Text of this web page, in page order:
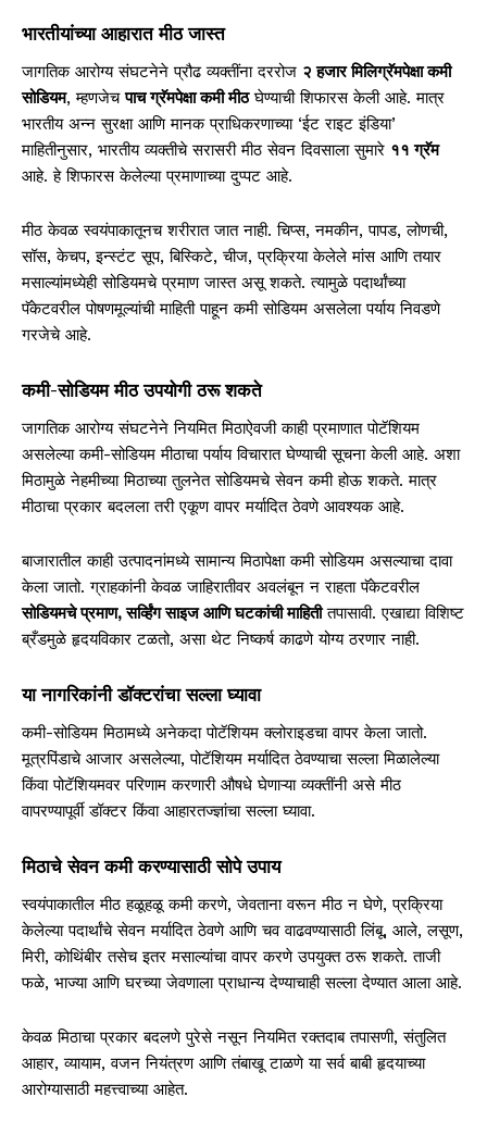
भारतीयांच्या आहारात मीठ जास्त
जागतिक आरोग्य संघटनेने प्रौढ व्यक्तींना दररोज २ हजार मिलिग्रॅमपेक्षा कमी
सोडियम, म्हणजेचपाच ग्रॅमपेक्षा कमी मीठघेण्याची शिफारस केली आहे. मात्र
भारतीय अन्न सुरक्षा आणि मानक प्राधिकरणाच्या ‘ईट राइट इंडिया’
माहितीनुसार, भारतीय व्यक्तीचे सरासरी मीठ सेवन दिवसाला सुमारे ११ ग्रॅम
आहे. हे शिफारस केलेल्या प्रमाणाच्या दुप्पट आहे.
मीठ केवळ स्वयंपाकातूनच शरीरात जात नाही. चिप्स, नमकीन, पापड, लोणची,
सॉस, केचप, इन्स्टंट सूप, बिस्किटे, चीज, प्रक्रिया केलेले मांस आणि तयार
मसाल्यांमध्येही सोडियमचे प्रमाण जास्त असू शकते. त्यामुळे पदार्थांच्या
पॅकेटवरील पोषणमूल्यांची माहिती पाहून कमी सोडियम असलेला पर्याय निवडणे
गरजेचे आहे.
कमी-सोडियम मीठ उपयोगी ठरू शकते
जागतिक आरोग्य संघटनेने नियमित मिठाऐवजी काही प्रमाणात पोटॅशियम
असलेल्या कमी-सोडियम मीठाचा पर्याय विचारात घेण्याची सूचना केली आहे. अशा
मिठामुळे नेहमीच्या मिठाच्या तुलनेत सोडियमचे सेवन कमी होऊ शकते. मात्र
मीठाचा प्रकार बदलला तरी एकूण वापर मर्यादित ठेवणे आवश्यक आहे.
बाजारातील काही उत्पादनांमध्ये सामान्य मिठापेक्षा कमी सोडियम असल्याचा दावा
केला जातो. ग्राहकांनी केवळ जाहिरातीवर अवलंबून न राहता पॅकेटवरील
सोडियमचे प्रमाण, सर्व्हिंग साइज आणि घटकांची माहितीतपासावी. एखाद्या विशिष्ट
ब्रँडमुळे हृदयविकार टळतो, असा थेट निष्कर्ष काढणे योग्य ठरणार नाही.
या नागरिकांनी डॉक्टरांचा सल्ला घ्यावा
कमी-सोडियम मिठामध्ये अनेकदा पोटॅशियम क्लोराइडचा वापर केला जातो.
मूत्रपिंडाचे आजार असलेल्या, पोटॅशियम मर्यादित ठेवण्याचा सल्ला मिळालेल्या
किंवा पोटॅशियमवर परिणाम करणारी औषधे घेणाऱ्या व्यक्तींनी असे मीठ
वापरण्यापूर्वी डॉक्टर किंवा आहारतज्ज्ञांचा सल्ला घ्यावा.
मिठाचे सेवन कमी करण्यासाठी सोपे उपाय
स्वयंपाकातील मीठ हळूहळू कमी करणे, जेवताना वरून मीठ न घेणे, प्रक्रिया
केलेल्या पदार्थांचे सेवन मर्यादित ठेवणे आणि चव वाढवण्यासाठी लिंबू, आले, लसूण,
मिरी, कोथिंबीर तसेच इतर मसाल्यांचा वापर करणे उपयुक्त ठरू शकते. ताजी
फळे, भाज्या आणि घरच्या जेवणाला प्राधान्य देण्याचाही सल्ला देण्यात आला आहे.
केवळ मिठाचा प्रकार बदलणे पुरेसे नसून नियमित रक्तदाब तपासणी, संतुलित
आहार, व्यायाम, वजन नियंत्रण आणि तंबाखू टाळणे या सर्व बाबी हृदयाच्या
आरोग्यासाठी महत्त्वाच्या आहेत.